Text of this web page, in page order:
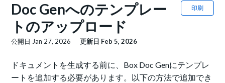
印刷
Doc Genへのテンプレー
トのアップロード
公開日 Jan 27, 2026 更新日 Feb 5, 2026
ドキュメントを生成する前に、Box Doc Genにテンプレ
ートを追加する必要があります。以下の方法で追加でき